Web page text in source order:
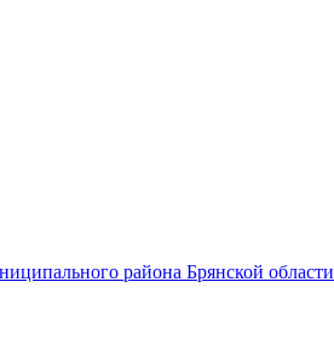
района Брянской области